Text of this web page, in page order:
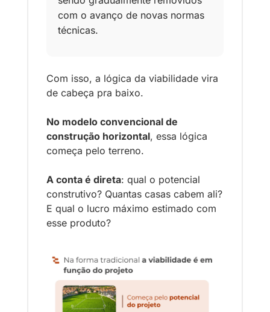
com o avanço de novas normas
técnicas.
Com isso, a lógica da viabilidade vira
de cabeça pra baixo.
No modelo convencional de
construção horizontal, essa lógica
começa pelo terreno.
A conta é direta: qual o potencial
construtivo? Quantas casas cabem ali?
E qual o lucro máximo estimado com
esse produto?